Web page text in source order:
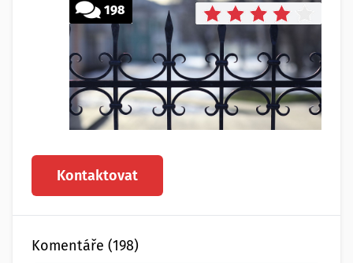
198
Kontaktovat
Komentáře (198)